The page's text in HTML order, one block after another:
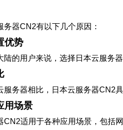
务器CN2有以下几个原因：
优势
陆的用户来说，选择日本云服务
服务器相比，日本云服务器CN2
用场景
CN2适用于各种应用场景，包括